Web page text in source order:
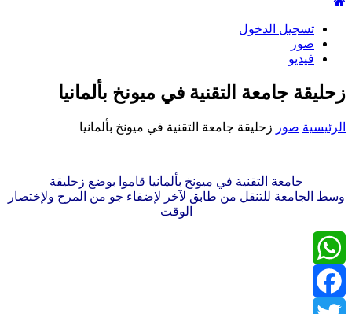
تسجيل الدخول
صور
فيديو
زحليقة جامعة التقنية في ميونخ بألمانيا
الرئيسية صور زحليقة جامعة التقنية في ميونخ بألمانيا
جامعة التقنية في ميونخ بألمانيا قاموا بوضع زحليقة
وسط الجامعة للتنقل من طابق لآخر لإضفاء جو من المرح ولإختصار
الوقت
WhatsApp